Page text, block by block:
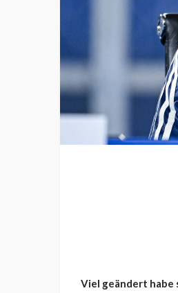
Viel geändert habe